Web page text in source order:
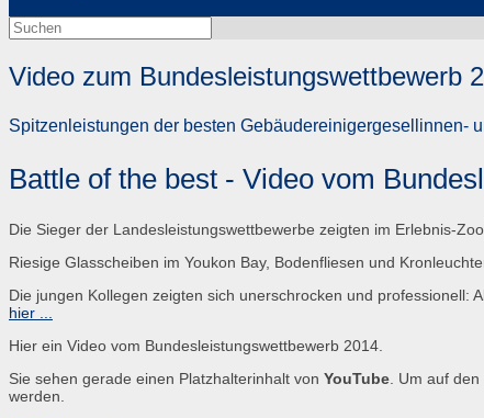
Suchen
nach:
Video zum Bundesleistungswettbewerb
Spitzenleistungen der besten Gebäudereinigergesellinnen-
Battle of the best - Video vom
Die Sieger der Landesleistungswettbewerbe zeigten im Erlebnis-
Riesige Glasscheiben im Youkon Bay, Bodenfliesen und
Die jungen Kollegen zeigten sich unerschrocken und
hier ...
Hier ein Video vom Bundesleistungswettbewerb 2014.
Sie sehen gerade einen Platzhalterinhalt von YouTube. Um auf
werden.